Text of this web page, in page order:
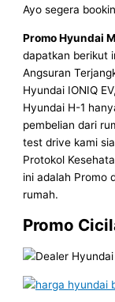
Ayo segera
Promo Hyundai
dapatkan berikut
Angsuran
Hyundai IONIQ
Hyundai H-1
pembelian dari
test drive kami
Protokol
ini adalah Promo
rumah.
Promo